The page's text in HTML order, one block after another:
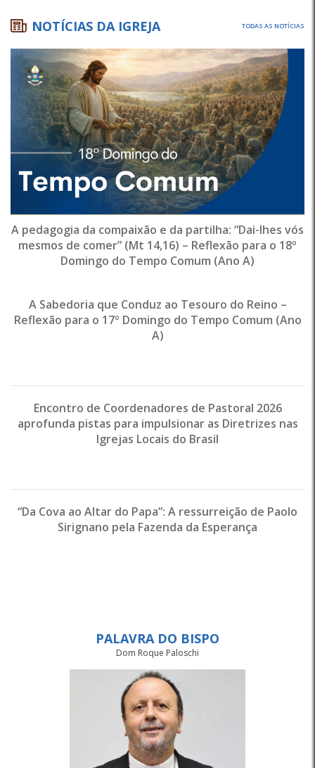
NOTÍCIAS DA IGREJA TODAS AS NOTÍCIAS
A pedagogia da compaixão e da partilha: “Dai-lhes vós
mesmos de comer” (Mt 14,16) – Reflexão para o 18º
Domingo do Tempo Comum (Ano A)
A Sabedoria que Conduz ao Tesouro do Reino –
Reflexão para o 17º Domingo do Tempo Comum (Ano
A)
Encontro de Coordenadores de Pastoral 2026
aprofunda pistas para impulsionar as Diretrizes nas
Igrejas Locais do Brasil
“Da Cova ao Altar do Papa”: A ressurreição de Paolo
Sirignano pela Fazenda da Esperança
PALAVRA DO BISPO
Dom Roque Paloschi